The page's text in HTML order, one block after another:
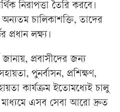
নিরাপত্তা তৈরি করবে।
অন্যতম চালিকাশক্তি, তাদের
প্রধান লক্ষ্য।
প্রবাসীদের জন্য
পুনর্বাসন, প্রশিক্ষণ,
কার্যক্রম ইতোমধ্যেই চালু
মাধ্যমে এসব সেবা আরো দ্রুত